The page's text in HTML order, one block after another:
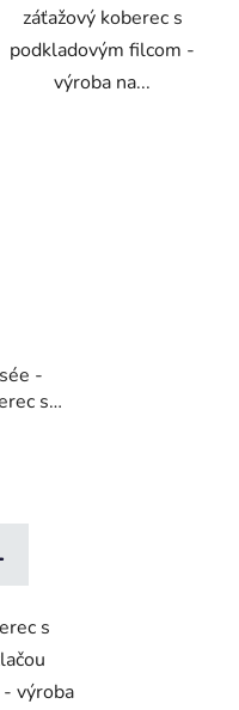
záťažový koberec s
podkladovým filcom -
výroba na...
-
s
- 7
s
výroba